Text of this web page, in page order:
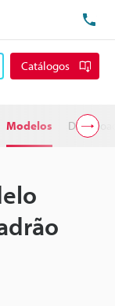
Catálogos
Modelos